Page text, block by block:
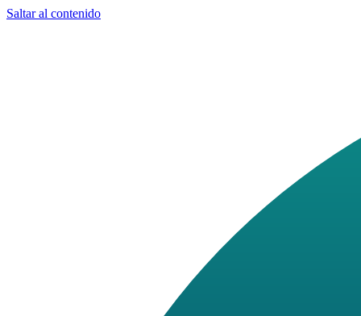
Saltar al contenido